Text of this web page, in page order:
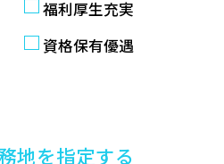
福利厚生充実
資格保有優遇
地を指定する